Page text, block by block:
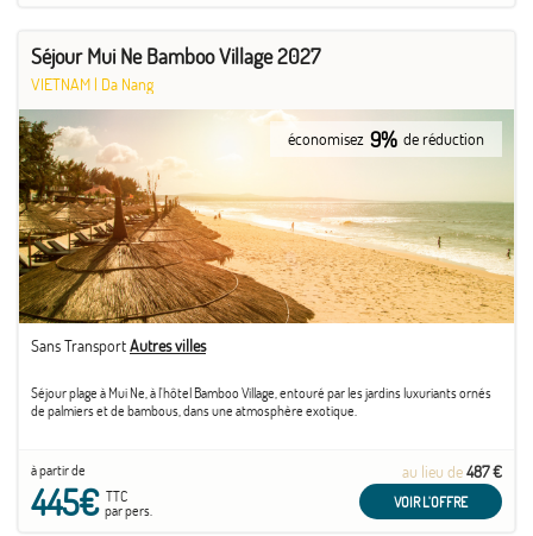
Séjour Mui Ne Bamboo Village 2027
VIETNAM | Da Nang
économisez 9% de réduction
Sans TransportAutres villes
Séjour plage à Mui Ne, à l'hôtel Bamboo Village, entouré par les jardins luxuriants ornés
de palmiers et de bambous, dans une atmosphère exotique.
à partir de
445€TTC
par pers.
au lieu de487 €
VOIR L'OFFRE